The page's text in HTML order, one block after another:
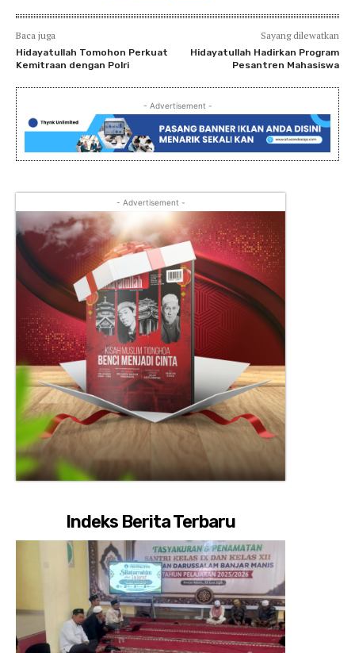
Baca juga
Hidayatullah Tomohon Perkuat
Kemitraan dengan Polri
Sayang dilewatkan
Hidayatullah Hadirkan Program
Pesantren Mahasiswa
- Advertisement -
- Advertisement -
Indeks Berita Terbaru